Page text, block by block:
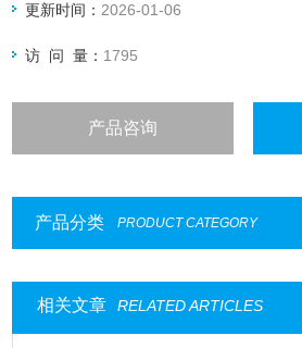
更新时间： 2026-01-06
访 问 量： 1795
产品咨询
产品分类 PRODUCT CATEGORY
相关文章 RELATED ARTICLES